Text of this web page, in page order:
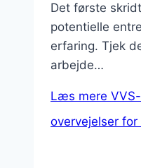
Det første
potentielle
erfaring. Tjek
arbejde…
Læs mere
overvejelser